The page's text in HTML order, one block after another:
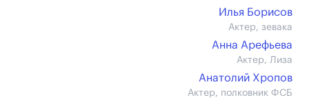
Илья Борисов
Актер, зевака
Анна Арефьева
Актер, Лиза
Анатолий Хропов
Актер, полковник ФСБ